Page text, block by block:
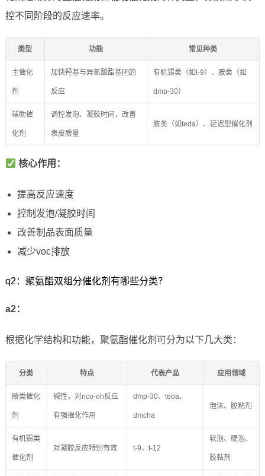
控不同阶段的反应速率。
类型 功能 常见种类
主催化
剂
加快羟基与异氰酸酯基团的
反应
有机锡类（如t-9）、胺类（如
dmp-30）
辅助催
化剂
调控发泡、凝胶时间，改善
表皮质量
胺类（如teda）、延迟型催化剂
核心作用：
提高反应速度
控制发泡/凝胶时间
改善制品表面质量
减少voc排放
q2：聚氨酯双组分催化剂有哪些分类？
a2：
根据化学结构和功能，聚氨酯催化剂可分为以下几大类：
分类 特点 代表产品 应用领域
胺类催化
剂
碱性，对nco-oh反应
有强催化作用
dmp-30、teoa、
dmcha
泡沫、胶粘剂
有机锡类
催化剂
对凝胶反应特别有效 t-9、t-12
软泡、硬泡、
胶黏剂